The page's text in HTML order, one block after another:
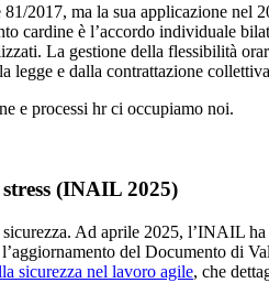
2017, ma la sua applicazione
cardine è l’accordo individuale
La gestione della flessibilità
legge e dalla contrattazione
e processi hr ci occupiamo noi.
(INAIL 2025)
Ad aprile 2025, l’INAIL
del Documento di
sicurezza nel lavoro agile, che